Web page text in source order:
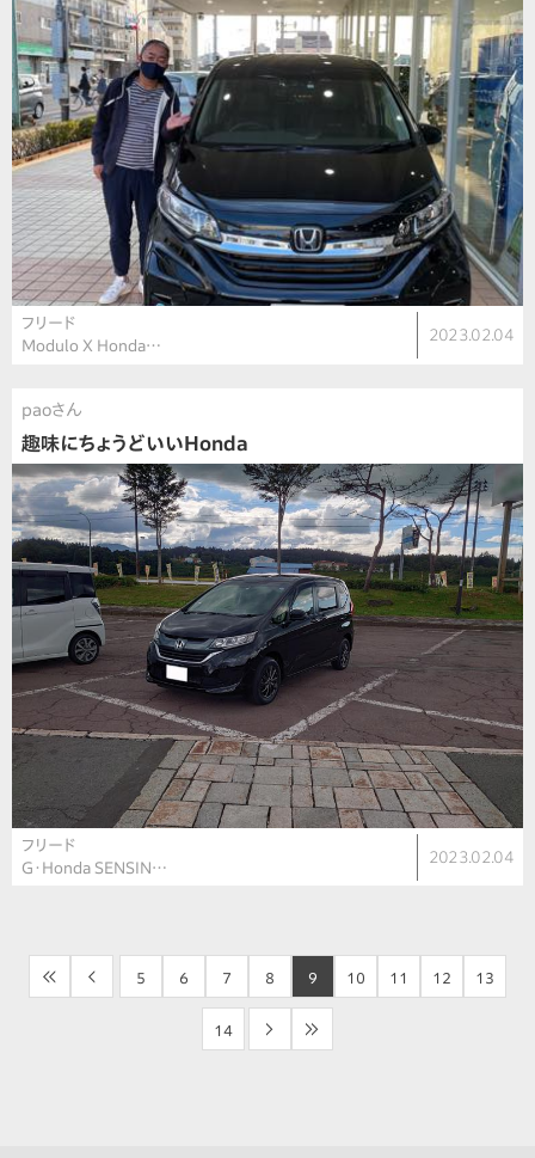
フリード
Modulo X Honda…
2023.02.04
paoさん
趣味にちょうどいいHonda
フリード
G・Honda SENSIN…
2023.02.04
<< < 5 6 7 8 9 10 11 12 13
14 > >>